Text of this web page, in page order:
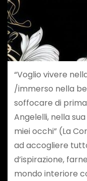
“Voglio vivere
/immerso nella
soffocare di
Angelelli, nella
miei occhi” (La
ad accogliere
d’ispirazione,
mondo interiore